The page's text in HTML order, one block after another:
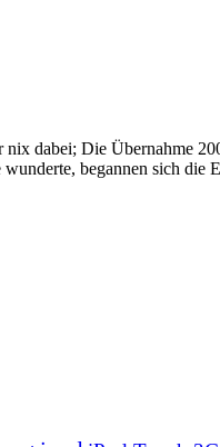
dabei; Die Übernahme
begannen sich die